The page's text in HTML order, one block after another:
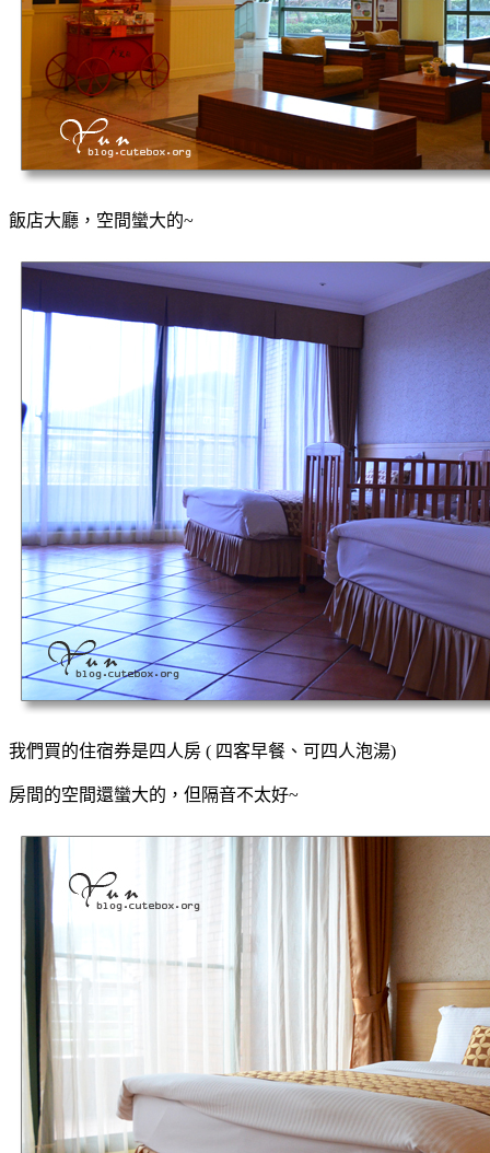
飯店大廳，空間蠻大的~
我們買的住宿券是四人房 ( 四客早餐、可四人泡湯)
房間的空間還蠻大的，但隔音不太好~